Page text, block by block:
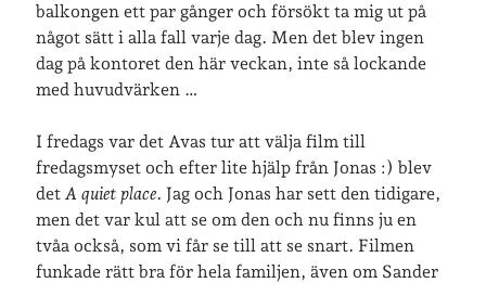
balkongen ett par gånger och försökt ta mig ut på
något sätt i alla fall varje dag. Men det blev ingen
dag på kontoret den här veckan, inte så lockande
med huvudvärken …
I fredags var det Avas tur att välja film till
fredagsmyset och efter lite hjälp från Jonas :) blev
detA quiet place. Jag och Jonas har sett den tidigare,
men det var kul att se om den och nu finns ju en
tvåa också, som vi får se till att se snart. Filmen
funkade rätt bra för hela familjen, även om Sander